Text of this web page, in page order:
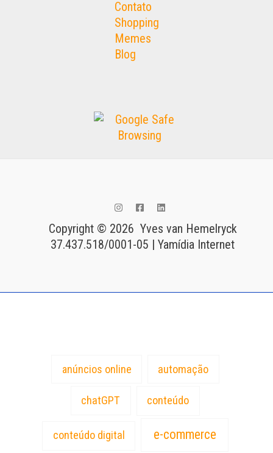
Contato
Shopping
Memes
Blog
Copyright © 2026 Yves van Hemelryck
37.437.518/0001-05 | Yamídia Internet
anúncios online automação
chatGPT conteúdo
conteúdo digital e-commerce